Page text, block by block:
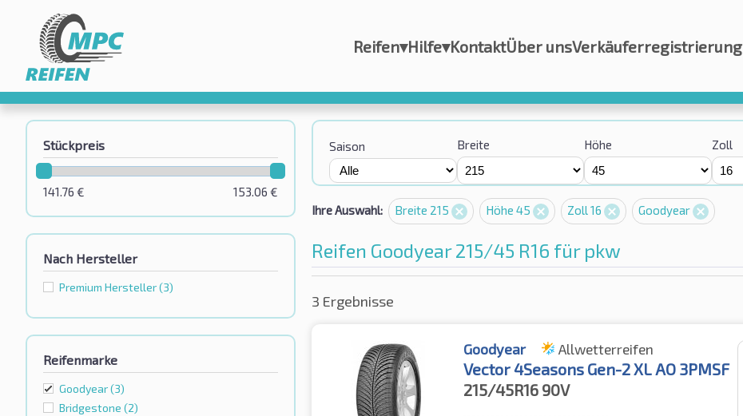
Reifen▾Hilfe▾KontaktÜber unsVerkäuferregistrierung
Stückpreis
153.06 €
141.76 €
Nach Hersteller
Premium Hersteller(3)
Reifenmarke
Goodyear(3)
Bridgestone (2)
Saison Breite Höhe Zoll
Ihre Auswahl: Breite 215 Höhe 45 Zoll 16 Goodyear
Reifen Goodyear 215/45 R16 für pkw
3 Ergebnisse
Goodyear Allwetterreifen
Vector 4Seasons Gen-2 XL AO 3PMSF
215/45R16 90V